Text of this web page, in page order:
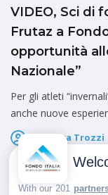
VIDEO, Sci di
Frutaz a
opportunità
Nazionale”
Per gli atleti
anche nuove
Federica Trozzi
Pubblicato il
With our 201